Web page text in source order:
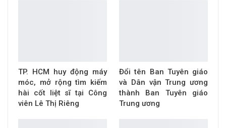
TP. HCM huy động máy
móc, mở rộng tìm kiếm
hài cốt liệt sĩ tại Công
viên Lê Thị Riêng
Đổi tên Ban Tuyên giáo
và Dân vận Trung ương
thành Ban Tuyên giáo
Trung ương